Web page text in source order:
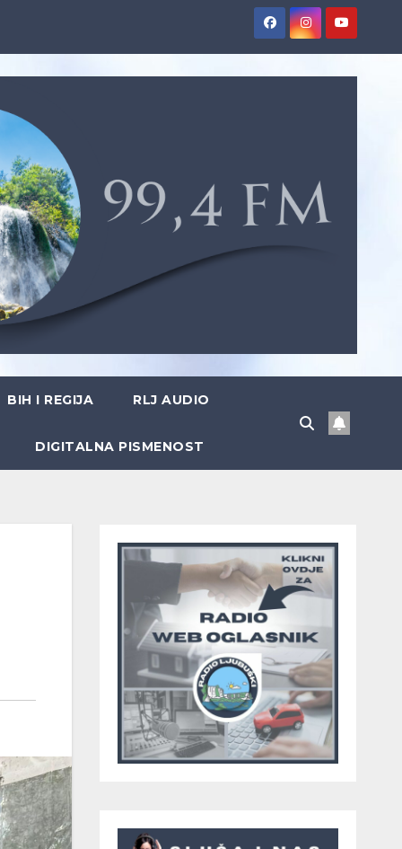
BIH I REGIJA RLJ AUDIO
DIGITALNA PISMENOST